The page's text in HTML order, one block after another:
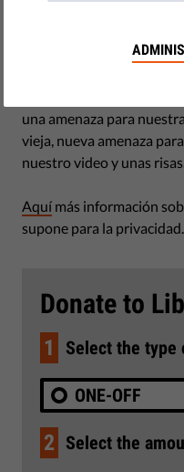
una amenaza para
vieja, nueva amenaza
nuestro video y unas
Aquí más información
supone para la privacidad.
Donate to
1 Select the type
ONE-OFF
2 Select the